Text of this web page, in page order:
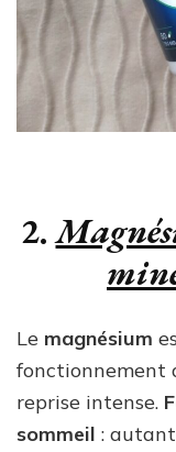
2.
Le magnésium
fonctionnement
reprise intense.
sommeil :